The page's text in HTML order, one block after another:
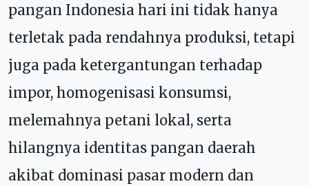
pangan Indonesia hari ini tidak hanya
terletak pada rendahnya produksi, tetapi
juga pada ketergantungan terhadap
impor, homogenisasi konsumsi,
melemahnya petani lokal, serta
hilangnya identitas pangan daerah
akibat dominasi pasar modern dan